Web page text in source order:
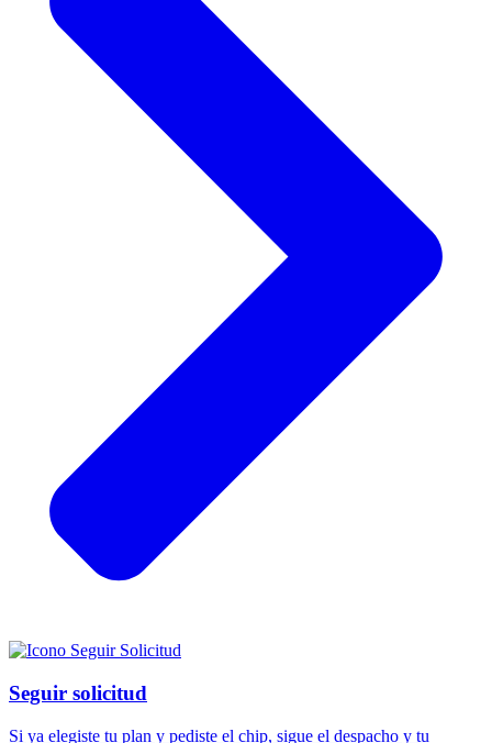
Seguir solicitud
Si ya elegiste tu plan y pediste el chip, sigue el despacho y tu